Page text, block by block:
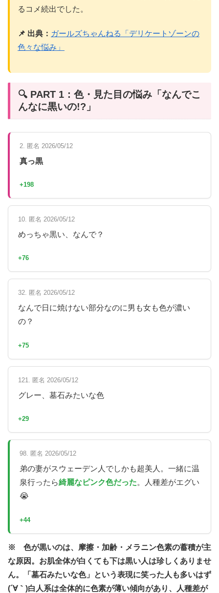
るコメ続出でした。
📌 出典： ガールズちゃんねる「デリケートゾーンの
色々な悩み」
🔍 PART 1：色・見た目の悩み「なんでこ
んなに黒いの!?」
2. 匿名 2026/05/12
真っ黒
+198
10. 匿名 2026/05/12
めっちゃ黒い、なんで？
+76
32. 匿名 2026/05/12
なんで日に焼けない部分なのに男も女も色が濃い
の？
+75
121. 匿名 2026/05/12
グレー、墓石みたいな色
+29
98. 匿名 2026/05/12
弟の妻がスウェーデン人でしかも超美人。一緒に温
泉行ったら綺麗なピンク色だった。人種差がエグい
😭
+44
※ 色が黒いのは、摩擦・加齢・メラニン色素の蓄積が主
な原因。お肌全体が白くても下は黒い人は珍しくありませ
ん。「墓石みたいな色」という表現に笑った人も多いはず
(´∀｀)白人系は全体的に色素が薄い傾向があり、人種差が